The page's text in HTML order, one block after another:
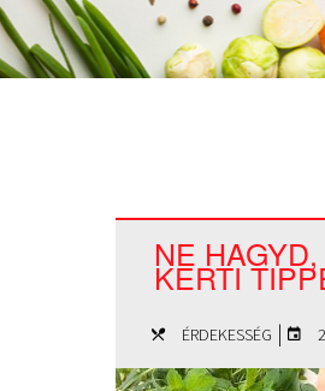
NE
KERTI
ÉRDEKESSÉG |